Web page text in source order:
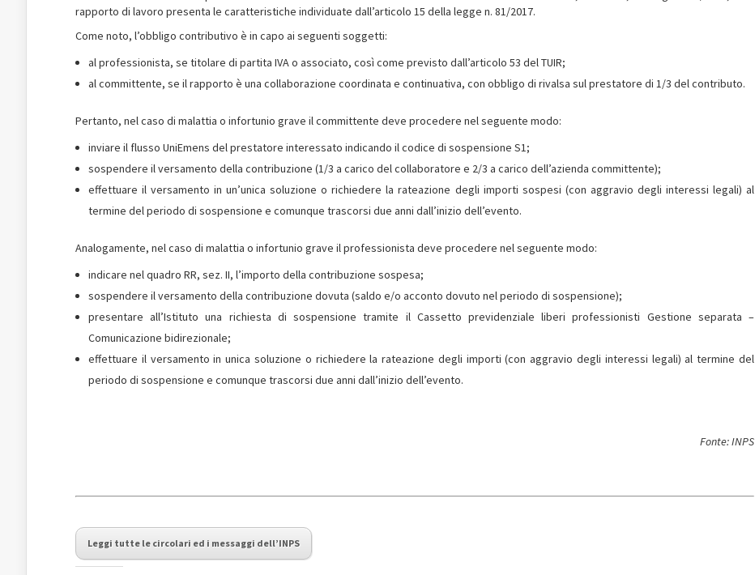
rapporto di lavoro presenta le caratteristiche individuate dall’articolo 15 della legge n. 81/2017.
Come noto, l’obbligo contributivo è in capo ai seguenti soggetti:
al professionista, se titolare di partita IVA o associato, così come previsto dall’articolo 53 del TUIR;
al committente, se il rapporto è una collaborazione coordinata e continuativa, con obbligo di rivalsa sul prestatore di 1/3 del contributo.
Pertanto, nel caso di malattia o infortunio grave il committente deve procedere nel seguente modo:
inviare il flusso UniEmens del prestatore interessato indicando il codice di sospensione S1;
sospendere il versamento della contribuzione (1/3 a carico del collaboratore e 2/3 a carico dell’azienda committente);
effettuare il versamento in un’unica soluzione o richiedere la rateazione degli importi sospesi (con aggravio degli interessi legali) al
termine del periodo di sospensione e comunque trascorsi due anni dall’inizio dell’evento.
Analogamente, nel caso di malattia o infortunio grave il professionista deve procedere nel seguente modo:
indicare nel quadro RR, sez. II, l’importo della contribuzione sospesa;
sospendere il versamento della contribuzione dovuta (saldo e/o acconto dovuto nel periodo di sospensione);
presentare all’Istituto una richiesta di sospensione tramite il Cassetto previdenziale liberi professionisti Gestione separata –
Comunicazione bidirezionale;
effettuare il versamento in unica soluzione o richiedere la rateazione degli importi (con aggravio degli interessi legali) al termine del
periodo di sospensione e comunque trascorsi due anni dall’inizio dell’evento.
Fonte: INPS
Leggi tutte le circolari ed i messaggi dell’INPS